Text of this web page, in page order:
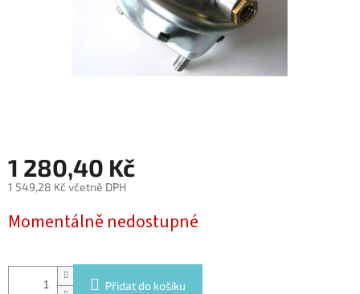
1 280,40 Kč
1 549,28 Kč včetně DPH
cena:
Momentálně nedostupné
Přidat do košíku